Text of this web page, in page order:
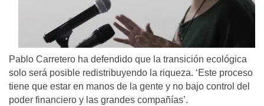
Pablo Carretero ha defendido que la transición ecológica
solo será posible redistribuyendo la riqueza. ‘Este proceso
tiene que estar en manos de la gente y no bajo control del
poder financiero y las grandes compañías’.